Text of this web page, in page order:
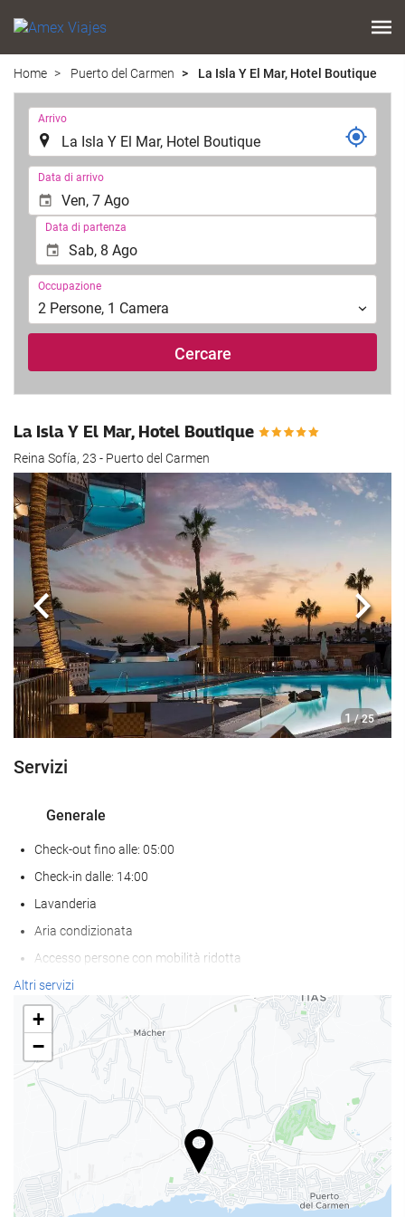
Home Puerto del Carmen La Isla Y El Mar, Hotel Boutique
Arrivo
Data di arrivo
Data di partenza
Occupazione
Occupazione
2 Persone, 1 Camera
Cercare
La Isla Y El Mar, Hotel Boutique
Reina Sofía, 23 - Puerto del Carmen
1 / 25
Anteriore
Servizi
Generale
Check-out fino alle: 05:00
Check-in dalle: 14:00
Lavanderia
Aria condizionata
Accesso persone con mobilità ridotta
struttura interamente non fumatori
Zona fumatori
Non sono ammessi animali
Benessere
bar a bordo piscina
sdraio/lettini
ombrelloni
Spa
Altri servizi
+
−